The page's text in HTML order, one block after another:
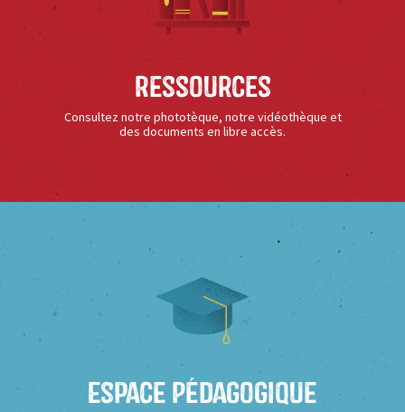
Ressources
Consultez notre phototèque, notre vidéothèque et
des documents en libre accès.
Espace Pédagogique